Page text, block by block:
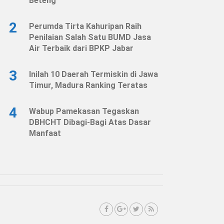
2
Perumda Tirta Kahuripan Raih
Penilaian Salah Satu BUMD Jasa
Air Terbaik dari BPKP Jabar
3
Inilah 10 Daerah Termiskin di Jawa
Timur, Madura Ranking Teratas
4
Wabup Pamekasan Tegaskan
DBHCHT Dibagi-Bagi Atas Dasar
Manfaat